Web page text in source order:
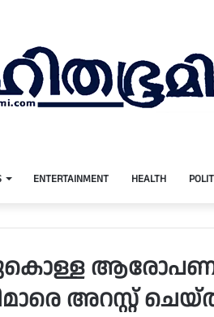
ENTERTAINMENT HEALTH
അറസ്റ്റ്